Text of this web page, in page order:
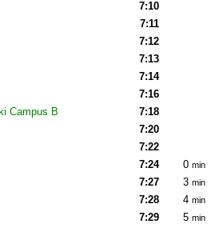
7:10
7:11
7:12
7:13
7:14
7:16
Campus B 7:18
7:20
7:22
7:24 0 min
7:27 3 min
7:28 4 min
7:29 5 min